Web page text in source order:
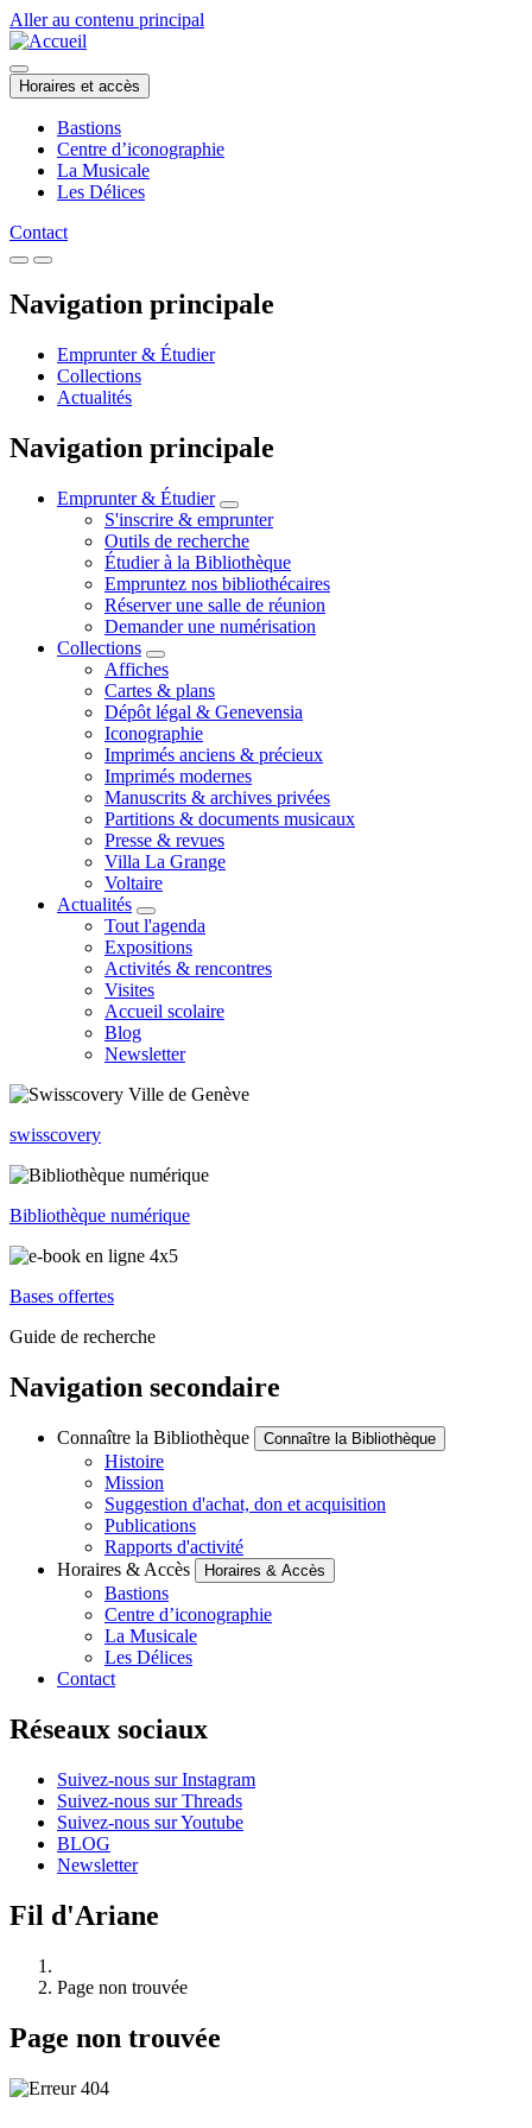
Aller au contenu principal
Horaires et accès
Bastions
Centre d’iconographie
La Musicale
Les Délices
Contact
Navigation principale
Emprunter & Étudier
Collections
Actualités
Navigation principale
Emprunter & Étudier
S'inscrire & emprunter
Outils de recherche
Étudier à la Bibliothèque
Empruntez nos bibliothécaires
Réserver une salle de réunion
Demander une numérisation
Collections
Affiches
Cartes & plans
Dépôt légal & Genevensia
Iconographie
Imprimés anciens & précieux
Imprimés modernes
Manuscrits & archives privées
Partitions & documents musicaux
Presse & revues
Villa La Grange
Voltaire
Actualités
Tout l'agenda
Expositions
Activités & rencontres
Visites
Accueil scolaire
Blog
Newsletter
swisscovery
Bibliothèque numérique
Bases offertes
Guide de recherche
Navigation secondaire
Connaître la Bibliothèque Connaître la Bibliothèque
Histoire
Mission
Suggestion d'achat, don et acquisition
Publications
Rapports d'activité
Horaires & Accès
Horaires & Accès
Bastions
Centre d’iconographie
La Musicale
Les Délices
Contact
Réseaux sociaux
Suivez-nous sur Instagram
Suivez-nous sur Threads
Suivez-nous sur Youtube
BLOG
Newsletter
Fil d'Ariane
Page non trouvée
Page non trouvée